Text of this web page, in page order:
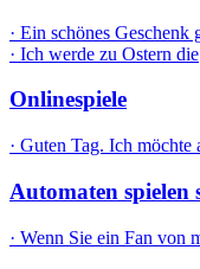
· Ein schönes Geschenk
· Ich werde zu Ostern die
Onlinespiele
· Guten Tag. Ich möchte
Automaten spielen
· Wenn Sie ein Fan von